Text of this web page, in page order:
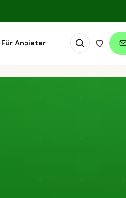
Für Anbieter